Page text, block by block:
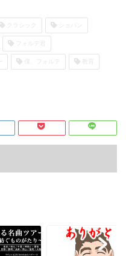
僕、フォルテ 教育